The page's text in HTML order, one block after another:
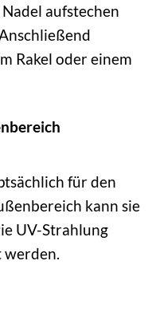
aufstechen
Rakel oder einem
für den
kann sie
UV-Strahlung
werden.